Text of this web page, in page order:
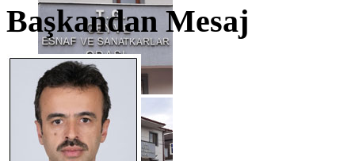
Başkandan Mesaj